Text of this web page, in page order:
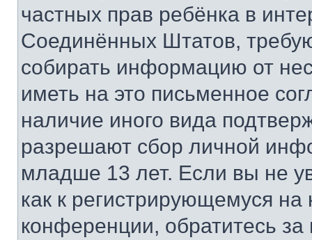
частных прав ребёнка в
Соединённых Штатов,
собирать информацию от
иметь на это письменное
наличие иного вида
разрешают сбор личной
младше 13 лет. Если вы не
как к регистрирующемуся
конференции, обратитесь